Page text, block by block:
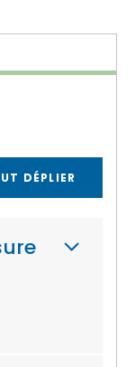
DÉPLIER